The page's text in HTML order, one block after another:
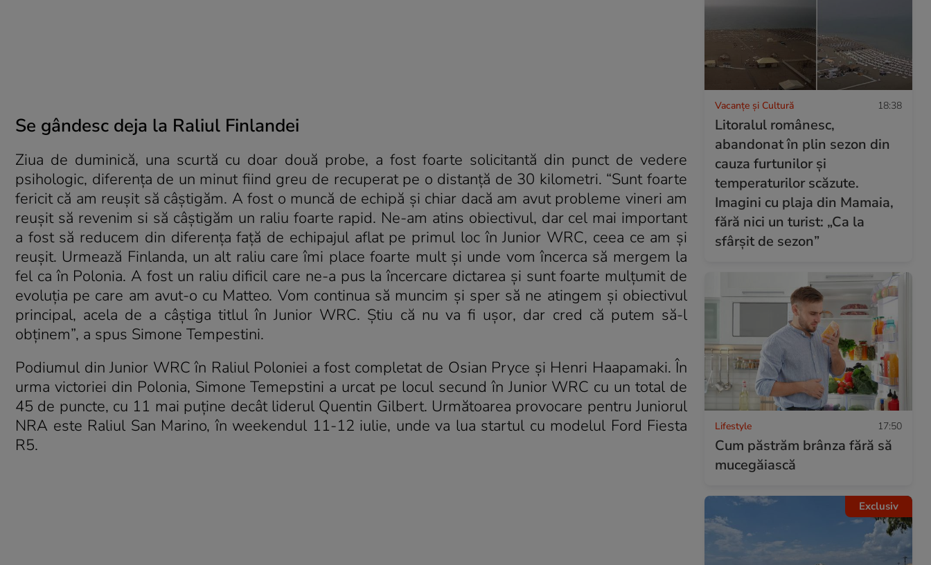
Se gândesc deja la Raliul Finlandei
Ziua de duminică, una scurtă cu doar două probe, a fost foarte solicitantă din punct de vedere
psihologic, diferența de un minut fiind greu de recuperat pe o distanță de 30 kilometri. “Sunt foarte
fericit că am reușit să câștigăm. A fost o muncă de echipă și chiar dacă am avut probleme vineri am
reușit să revenim si să câștigăm un raliu foarte rapid. Ne-am atins obiectivul, dar cel mai important
a fost să reducem din diferența față de echipajul aflat pe primul loc în Junior WRC, ceea ce am și
reușit. Urmează Finlanda, un alt raliu care îmi place foarte mult și unde vom încerca să mergem la
fel ca în Polonia. A fost un raliu dificil care ne-a pus la încercare dictarea și sunt foarte mulțumit de
evoluția pe care am avut-o cu Matteo. Vom continua să muncim și sper să ne atingem și obiectivul
principal, acela de a câștiga titlul în Junior WRC. Știu că nu va fi ușor, dar cred că putem să-l
obținem”, a spus Simone Tempestini.
Podiumul din Junior WRC în Raliul Poloniei a fost completat de Osian Pryce și Henri Haapamaki. În
urma victoriei din Polonia, Simone Temepstini a urcat pe locul secund în Junior WRC cu un total de
45 de puncte, cu 11 mai puține decât liderul Quentin Gilbert. Următoarea provocare pentru Juniorul
NRA este Raliul San Marino, în weekendul 11-12 iulie, unde va lua startul cu modelul Ford Fiesta
R5.
Vacanțe și Cultură 18:38
Litoralul românesc,
abandonat în plin sezon din
cauza furtunilor și
temperaturilor scăzute.
Imagini cu plaja din Mamaia,
fără nici un turist: „Ca la
sfârșit de sezon”
Lifestyle 17:50
Cum păstrăm brânza fără să
mucegăiască
Exclusiv